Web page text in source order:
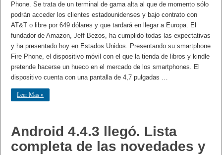
Phone. Se trata de un terminal de gama alta al que de momento sólo
podrán acceder los clientes estadounidenses y bajo contrato con
AT&T o libre por 649 dólares y que tardará en llegar a Europa. El
fundador de Amazon, Jeff Bezos, ha cumplido todas las expectativas
y ha presentado hoy en Estados Unidos. Presentando su smartphone
Fire Phone, el dispositivo móvil con el que la tienda de libros y kindle
pretende hacerse un hueco en el mercado de los smartphones. El
dispositivo cuenta con una pantalla de 4,7 pulgadas …
Leer Mas »
Android 4.4.3 llegó. Lista
completa de las novedades y